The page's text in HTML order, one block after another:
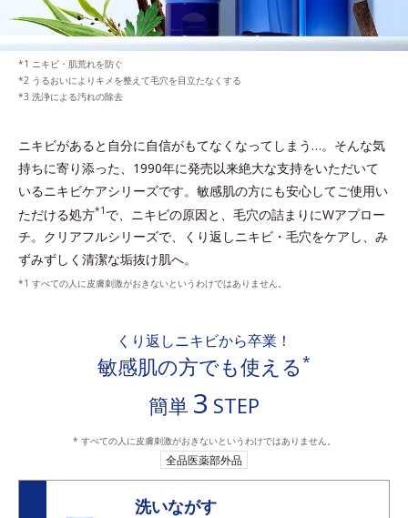
ニキビ・肌荒れを防ぐ
うるおいによりキメを整えて毛穴を目立たなくする
洗浄による汚れの除去
ニキビがあると自分に自信がもてなくなってしまう…。 そんな気
持ちに寄り添った、1990年に発売以来絶大な支持をいただいて
いるニキビケアシリーズです。 敏感肌の方にも安心してご使用い
ただける処方*1 で、ニキビの原因と、毛穴の詰まりにWアプロー
チ。 クリアフルシリーズで、くり返しニキビ・毛穴をケアし、み
ずみずしく清潔な垢抜け肌へ。
すべての人に皮膚刺激がおきないというわけではありません。
くり返しニキビから卒業！
敏感肌の方でも使える*
簡単 3 STEP
* すべての人に皮膚刺激がおきないというわけではありません。
全品医薬部外品
洗いながす